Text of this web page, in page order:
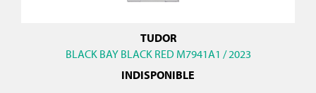
TUDOR
BLACK BAY BLACK RED M7941A1 / 2023
INDISPONIBLE